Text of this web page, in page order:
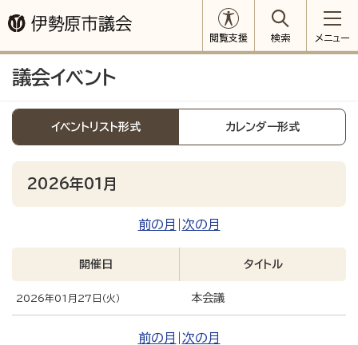
閲覧支援 検索 メニュー
議会イベント
イベントリスト形式 カレンダー形式
2026年01月
前の月 次の月
開催日 タイトル
2026年01月27日（火） 本会議
前の月 次の月